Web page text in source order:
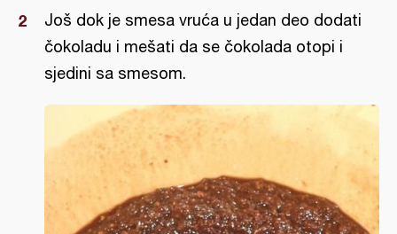
Još dok je smesa vruća u jedan deo dodati
čokoladu i mešati da se čokolada otopi i
sjedini sa smesom.